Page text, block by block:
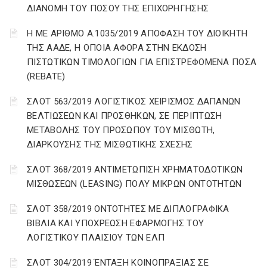
ΔΙΑΝΟΜΗ ΤΟΥ ΠΟΣΟΥ ΤΗΣ ΕΠΙΧΟΡΗΓΗΣΗΣ
Η ΜΕ ΑΡΙΘΜΟ Α.1035/2019 ΑΠΟΦΑΣΗ ΤΟΥ ΔΙΟΙΚΗΤΗ
ΤΗΣ ΑΑΔΕ, Η ΟΠΟΙΑ ΑΦΟΡΑ ΣΤΗΝ ΕΚΔΟΣΗ
ΠΙΣΤΩΤΙΚΩΝ ΤΙΜΟΛΟΓΙΩΝ ΓΙΑ ΕΠΙΣΤΡΕΦΟΜΕΝΑ ΠΟΣΑ
(REBATE)
ΣΛΟΤ 563/2019 ΛΟΓΙΣΤΙΚΟΣ ΧΕΙΡΙΣΜΟΣ ΔΑΠΑΝΩΝ
ΒΕΛΤΙΩΣΕΩΝ ΚΑΙ ΠΡΟΣΘΗΚΩΝ, ΣΕ ΠΕΡΙΠΤΩΣΗ
ΜΕΤΑΒΟΛΗΣ ΤΟΥ ΠΡΟΣΩΠΟΥ ΤΟΥ ΜΙΣΘΩΤΗ,
ΔΙΑΡΚΟΥΣΗΣ ΤΗΣ ΜΙΣΘΩΤΙΚΗΣ ΣΧΕΣΗΣ
ΣΛΟΤ 368/2019 ΑΝΤΙΜΕΤΩΠΙΣΗ ΧΡΗΜΑΤΟΔΟΤΙΚΩΝ
ΜΙΣΘΩΣΕΩΝ (LEASING) ΠΟΛΥ ΜΙΚΡΩΝ ΟΝΤΟΤΗΤΩΝ
ΣΛΟΤ 358/2019 ΟΝΤΟΤΗΤΕΣ ΜΕ ΔΙΠΛΟΓΡΑΦΙΚΑ
ΒΙΒΛΙΑ ΚΑΙ ΥΠΟΧΡΕΩΣΗ ΕΦΑΡΜΟΓΗΣ ΤΟΥ
ΛΟΓΙΣΤΙΚΟΥ ΠΛΑΙΣΙΟΥ ΤΩΝ ΕΛΠ
ΣΛΟΤ 304/2019 ΈΝΤΑΞΗ ΚΟΙΝΟΠΡΑΞΙΑΣ ΣΕ